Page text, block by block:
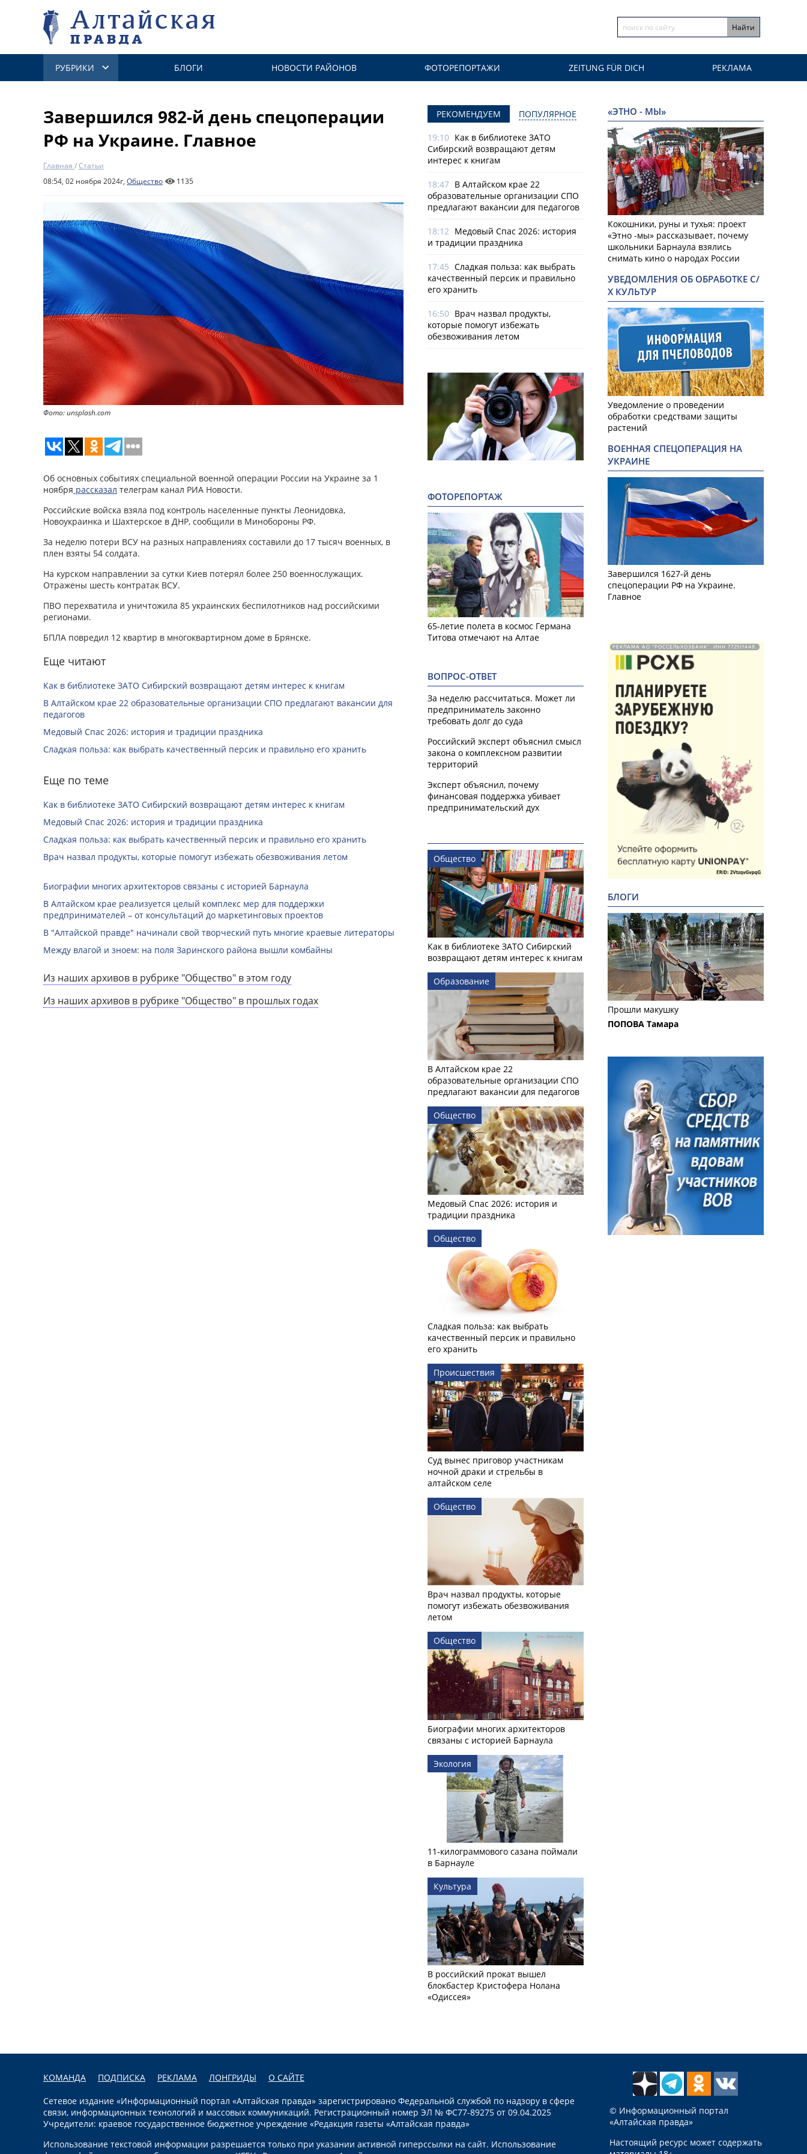
РУБРИКИ БЛОГИ НОВОСТИ РАЙОНОВ ФОТОРЕПОРТАЖИ ZEITUNG FÜR DICH РЕКЛАМА
Завершился 982-й день спецоперации
РФ на Украине. Главное
Главная /Статьи
08:54, 02 ноября 2024г, Общество 1135
Фото: unsplash.com
Об основных событиях специальной военной операции России на Украине за 1
ноября рассказал телеграм канал РИА Новости.
Российские войска взяла под контроль населенные пункты Леонидовка,
Новоукраинка и Шахтерское в ДНР, сообщили в Минобороны РФ.
За неделю потери ВСУ на разных направлениях составили до 17 тысяч военных, в
плен взяты 54 солдата.
На курском направлении за сутки Киев потерял более 250 военнослужащих.
Отражены шесть контратак ВСУ.
ПВО перехватила и уничтожила 85 украинских беспилотников над российскими
регионами.
БПЛА повредил 12 квартир в многоквартирном доме в Брянске.
Еще читают
Как в библиотеке ЗАТО Сибирский возвращают детям интерес к книгам
В Алтайском крае 22 образовательные организации СПО предлагают вакансии для
педагогов
Медовый Спас 2026: история и традиции праздника
Сладкая польза: как выбрать качественный персик и правильно его хранить
Еще по теме
Как в библиотеке ЗАТО Сибирский возвращают детям интерес к книгам
Медовый Спас 2026: история и традиции праздника
Сладкая польза: как выбрать качественный персик и правильно его хранить
Врач назвал продукты, которые помогут избежать обезвоживания летом
Биографии многих архитекторов связаны с историей Барнаула
В Алтайском крае реализуется целый комплекс мер для поддержки
предпринимателей – от консультаций до маркетинговых проектов
В "Алтайской правде" начинали свой творческий путь многие краевые литераторы
Между влагой и зноем: на поля Заринского района вышли комбайны
Из наших архивов в рубрике "Общество" в этом году
Из наших архивов в рубрике "Общество" в прошлых годах
РЕКОМЕНДУЕМ ПОПУЛЯРНОЕ
19:10 Как в библиотеке ЗАТО
Сибирский возвращают детям
интерес к книгам
18:47 В Алтайском крае 22
образовательные организации СПО
предлагают вакансии для педагогов
18:12 Медовый Спас 2026: история
и традиции праздника
17:45 Сладкая польза: как выбрать
качественный персик и правильно
его хранить
16:50 Врач назвал продукты,
которые помогут избежать
обезвоживания летом
ФОТОРЕПОРТАЖ
65-летие полета в космос Германа
Титова отмечают на Алтае
ВОПРОС-ОТВЕТ
За неделю рассчитаться. Может ли
предприниматель законно
требовать долг до суда
Российский эксперт объяснил смысл
закона о комплексном развитии
территорий
Эксперт объяснил, почему
финансовая поддержка убивает
предпринимательский дух
Общество
Как в библиотеке ЗАТО Сибирский
возвращают детям интерес к книгам
Образование
В Алтайском крае 22
образовательные организации СПО
предлагают вакансии для педагогов
Общество
Медовый Спас 2026: история и
традиции праздника
Общество
Сладкая польза: как выбрать
качественный персик и правильно
его хранить
Происшествия
Суд вынес приговор участникам
ночной драки и стрельбы в
алтайском селе
Общество
Врач назвал продукты, которые
помогут избежать обезвоживания
летом
Общество
Биографии многих архитекторов
связаны с историей Барнаула
Экология
11-килограммового сазана поймали
в Барнауле
Культура
В российский прокат вышел
блокбастер Кристофера Нолана
«Одиссея»
«ЭТНО - МЫ»
Кокошники, руны и тухья: проект
«Этно -мы» рассказывает, почему
школьники Барнаула взялись
снимать кино о народах России
УВЕДОМЛЕНИЯ ОБ ОБРАБОТКЕ С/
Х КУЛЬТУР
Уведомление о проведении
обработки средствами защиты
растений
ВОЕННАЯ СПЕЦОПЕРАЦИЯ НА
УКРАИНЕ
Завершился 1627-й день
спецоперации РФ на Украине.
Главное
РЕКЛАМА АО "РОССЕЛЬХОЗБАНК". ИНН 772511448.
БЛОГИ
Прошли макушку
ПОПОВА Тамара
КОМАНДА ПОДПИСКА РЕКЛАМА ЛОНГРИДЫ О САЙТЕ
Сетевое издание «Информационный портал «Алтайская правда» зарегистрировано Федеральной службой по надзору в сфере
связи, информационных технологий и массовых коммуникаций. Регистрационный номер ЭЛ № ФС77-89275 от 09.04.2025
Учредители: краевое государственное бюджетное учреждение «Редакция газеты «Алтайская правда»
Использование текстовой информации разрешается только при указании активной гиперссылки на сайт. Использование
© Информационный портал
«Алтайская правда»
Настоящий ресурс может содержать